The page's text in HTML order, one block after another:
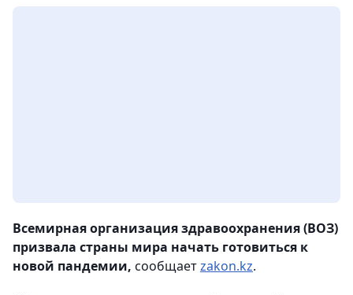
Всемирная организация здравоохранения (ВОЗ)
призвала страны мира начать готовиться к
новой пандемии, сообщаетzakon.kz.